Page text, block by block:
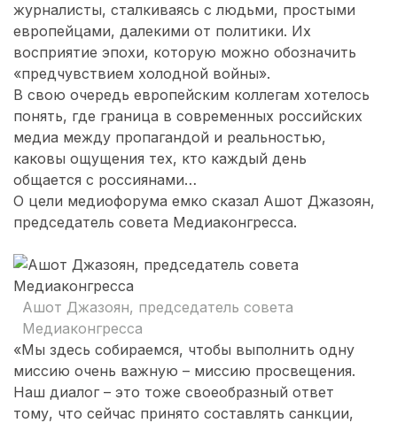
журналисты, сталкиваясь с людьми, простыми
европейцами, далекими от политики. Их
восприятие эпохи, которую можно обозначить
«предчувствием холодной войны».
В свою очередь европейским коллегам хотелось
понять, где граница в современных российских
медиа между пропагандой и реальностью,
каковы ощущения тех, кто каждый день
общается с россиянами…
О цели медиофорума емко сказал Ашот Джазоян,
председатель совета Медиаконгресса.
Ашот Джазоян, председатель совета
Медиаконгресса
«Мы здесь собираемся, чтобы выполнить одну
миссию очень важную – миссию просвещения.
Наш диалог – это тоже своеобразный ответ
тому, что сейчас принято составлять санкции,